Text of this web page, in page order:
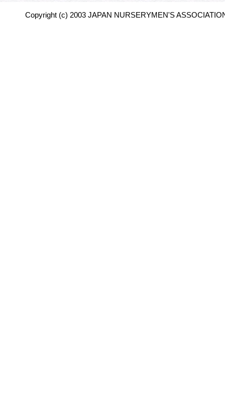
Copyright (c) 2003 JAPAN NURSERYMEN'S